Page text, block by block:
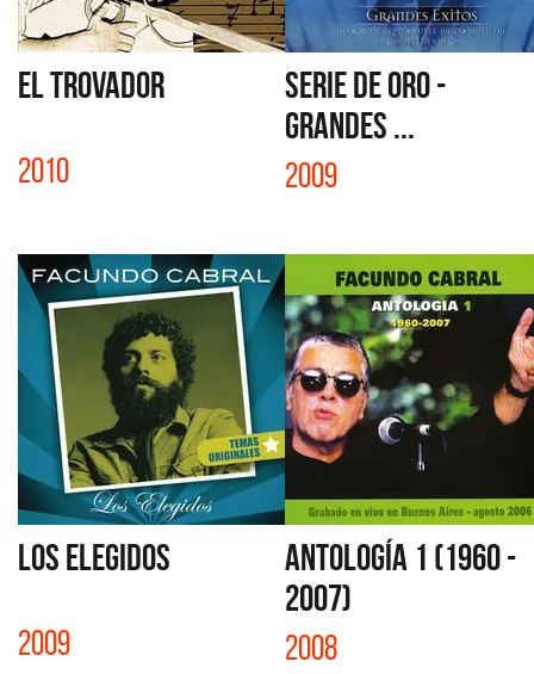
EL TROVADOR
2010
SERIE DE ORO -
GRANDES ...
2009
LOS ELEGIDOS
2009
ANTOLOGÍA 1 (1960 -
2007)
2008